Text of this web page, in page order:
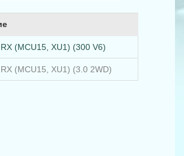
(MCU15, XU1) (300 V6)
(MCU15, XU1) (3.0 2WD)